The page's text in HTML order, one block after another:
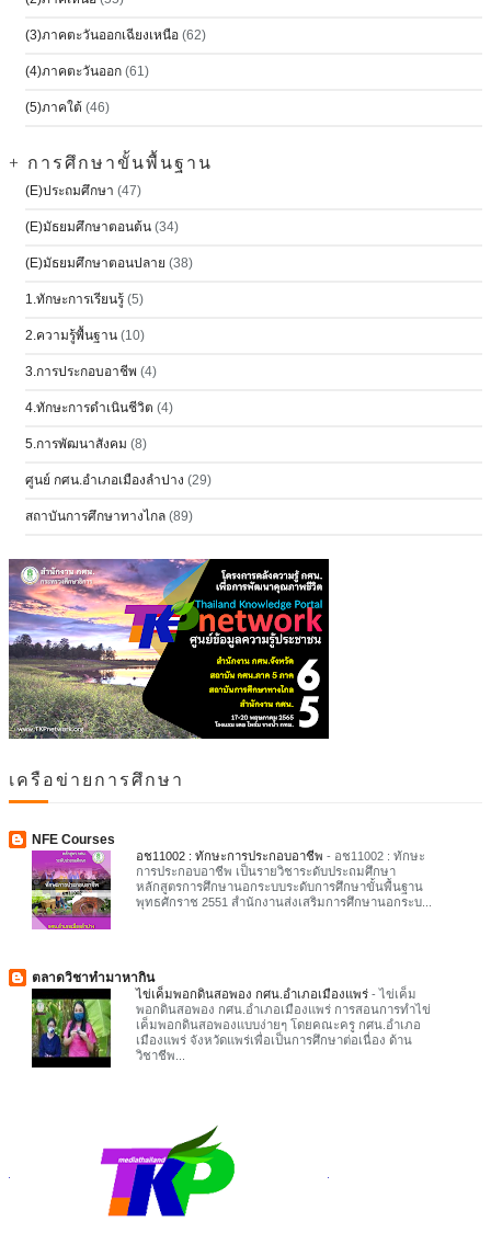
(3)ภาคตะวันออกเฉียงเหนือ (62)
(4)ภาคตะวันออก (61)
(5)ภาคใต้ (46)
+ การศึกษาขั้นพื้นฐาน
(E)ประถมศึกษา (47)
(E)มัธยมศึกษาตอนต้น (34)
(E)มัธยมศึกษาตอนปลาย (38)
1.ทักษะการเรียนรู้ (5)
2.ความรู้พื้นฐาน (10)
3.การประกอบอาชีพ (4)
4.ทักษะการดำเนินชีวิต (4)
5.การพัฒนาสังคม (8)
ศูนย์ กศน.อำเภอเมืองลำปาง (29)
สถาบันการศึกษาทางไกล (89)
เครือข่ายการศึกษา
NFE Courses
อช11002 : ทักษะการประกอบอาชีพ - อช11002 : ทักษะ
การประกอบอาชีพ เป็นรายวิชาระดับประถมศึกษา
หลักสูตรการศึกษานอกระบบระดับการศึกษาขั้นพื้นฐาน
พุทธศักราช 2551 สำนักงานส่งเสริมการศึกษานอกระบ...
ตลาดวิชาทำมาหากิน
ไข่เค็มพอกดินสอพอง กศน.อำเภอเมืองแพร่ -ไข่เค็ม
พอกดินสอพอง กศน.อำเภอเมืองแพร่ การสอนการทำไข่
เค็มพอกดินสอพองแบบง่ายๆ โดยคณะครู กศน.อำเภอ
เมืองแพร่ จังหวัดแพร่เพื่อเป็นการศึกษาต่อเนื่อง ด้าน
วิชาชีพ...